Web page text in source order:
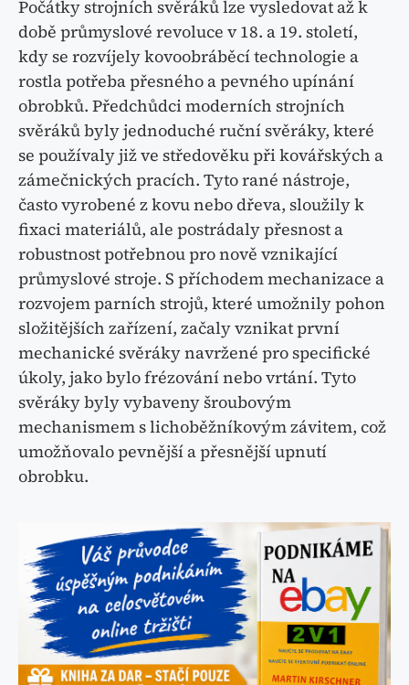
Počátky strojních svěráků lze vysledovat až k
době průmyslové revoluce v 18. a 19. století,
kdy se rozvíjely kovoobráběcí technologie a
rostla potřeba přesného a pevného upínání
obrobků. Předchůdci moderních strojních
svěráků byly jednoduché ruční svěráky, které
se používaly již ve středověku při kovářských a
zámečnických pracích. Tyto rané nástroje,
často vyrobené z kovu nebo dřeva, sloužily k
fixaci materiálů, ale postrádaly přesnost a
robustnost potřebnou pro nově vznikající
průmyslové stroje. S příchodem mechanizace a
rozvojem parních strojů, které umožnily pohon
složitějších zařízení, začaly vznikat první
mechanické svěráky navržené pro specifické
úkoly, jako bylo frézování nebo vrtání. Tyto
svěráky byly vybaveny šroubovým
mechanismem s lichoběžníkovým závitem, což
umožňovalo pevnější a přesnější upnutí
obrobku.